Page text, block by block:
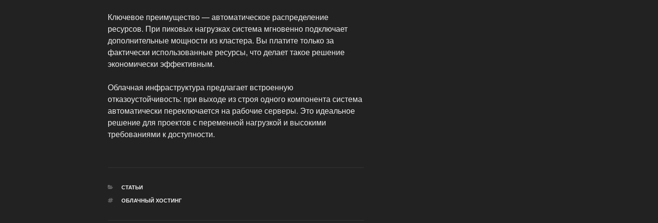
Ключевое преимущество — автоматическое распределение
ресурсов. При пиковых нагрузках система мгновенно подключает
дополнительные мощности из кластера. Вы платите только за
фактически использованные ресурсы, что делает такое решение
экономически эффективным.
Облачная инфраструктура предлагает встроенную
отказоустойчивость: при выходе из строя одного компонента система
автоматически переключается на рабочие серверы. Это идеальное
решение для проектов с переменной нагрузкой и высокими
требованиями к доступности.
РУБРИКИ
СТАТЬИ
МЕТКИ
ОБЛАЧНЫЙ ХОСТИНГ